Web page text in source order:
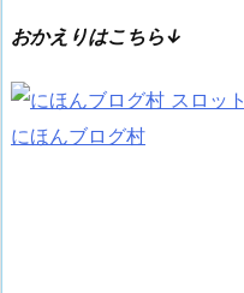
おかえりはこちら↓
にほんブログ村